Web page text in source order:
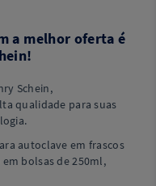
a melhor oferta é
Schein,
qualidade para suas
autoclave em frascos
bolsas de 250ml,